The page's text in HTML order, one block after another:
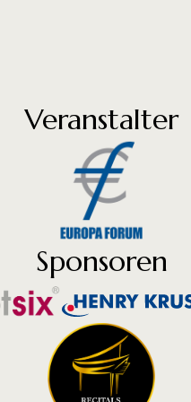
Veranstalter
Sponsoren